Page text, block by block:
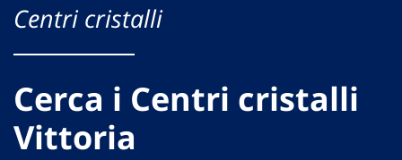
Centri cristalli
Cerca i Centri cristalli
Vittoria